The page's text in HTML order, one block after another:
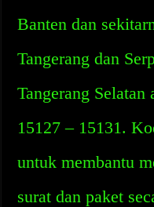
Banten dan
Tangerang dan
Tangerang Selatan
15127 – 15131.
untuk membantu
surat dan paket